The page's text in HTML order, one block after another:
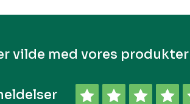
vilde med vores produkter